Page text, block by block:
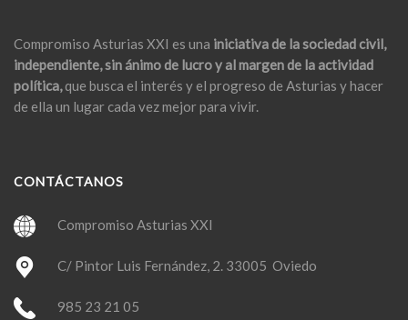
Compromiso Asturias XXI es una iniciativa de la sociedad civil,
independiente, sin ánimo de lucro y al margen de la actividad
política,que busca el interés y el progreso de Asturias y hacer
de ella un lugar cada vez mejor para vivir.
CONTÁCTANOS
Compromiso Asturias XXI
C/ Pintor Luis Fernández, 2. 33005 Oviedo
985 23 21 05